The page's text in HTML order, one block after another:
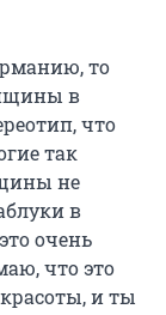
то
в
что
так
не
в
очень
что это
и ты